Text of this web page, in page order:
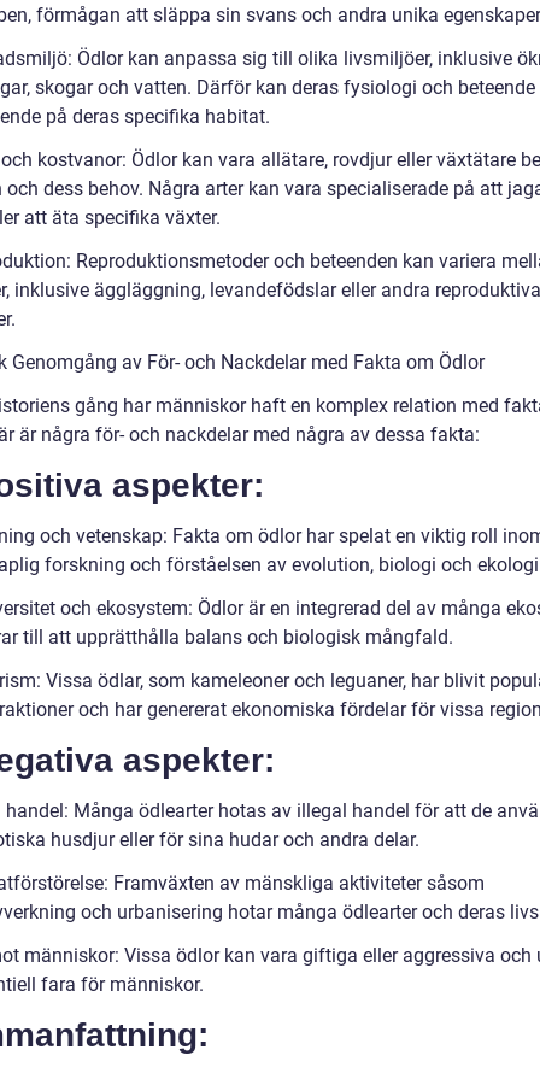
förmågan att släppa sin svans och andra unika
Ödlor kan anpassa sig till olika livsmiljöer, inklusive
skogar och vatten. Därför kan deras fysiologi och
på deras specifika habitat.
kostvanor: Ödlor kan vara allätare, rovdjur eller växtätare
och dess behov. Några arter kan vara specialiserade på att
att äta specifika växter.
Reproduktionsmetoder och beteenden kan variera
inklusive äggläggning, levandefödslar eller andra reproduktiva
Genomgång av För- och Nackdelar med Fakta om Ödlor
gång har människor haft en komplex relation med
är några för- och nackdelar med några av dessa fakta:
aspekter:
och vetenskap: Fakta om ödlor har spelat en viktig roll
forskning och förståelsen av evolution, biologi och
och ekosystem: Ödlor är en integrerad del av många
till att upprätthålla balans och biologisk mångfald.
Vissa ödlar, som kameleoner och leguaner, har blivit
och har genererat ekonomiska fördelar för vissa
aspekter:
Många ödlearter hotas av illegal handel för att de
husdjur eller för sina hudar och andra delar.
Framväxten av mänskliga aktiviteter såsom
och urbanisering hotar många ödlearter och deras
människor: Vissa ödlor kan vara giftiga eller aggressiva och
fara för människor.